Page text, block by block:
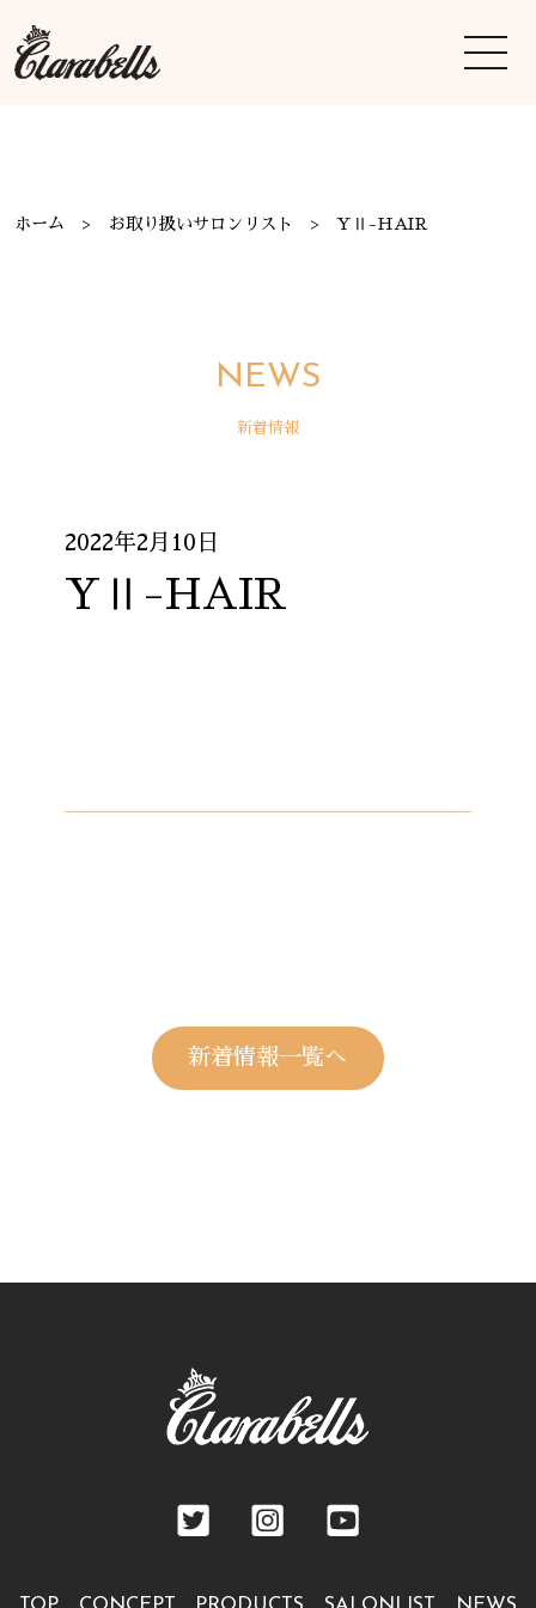
ホーム お取り扱いサロンリスト YⅡ-HAIR
NEWS
新着情報
2022年2月10日
YⅡ-HAIR
新着情報一覧へ